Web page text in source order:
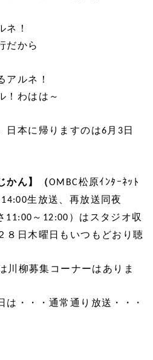
ネ！
だから
アルネ！
！わはは～
日本に帰りますのは6 月 3 日
かん】（OMBC松原ｲﾝﾀｰﾈｯﾄ
14:00生放送、再放送同夜
11:00 ～ 12:00 ）はスタジオ収
８日木曜日もいつもどおり聴
川柳募集コーナーはありま
は・・・通常通り放送・・・